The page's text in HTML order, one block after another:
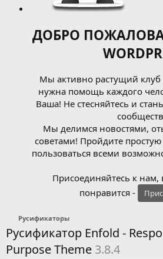
ДОБРО
Мы активно растущий клуб
нужна помощь каждого
Ваша! Не стесняйтесь и
Мы делимся новостями,
советами! Пройдите
пользоваться всеми
Присоединяйтесь к нам,
понравится -
Русификаторы
Русификатор Enfold -
Purpose Theme 3.8.4